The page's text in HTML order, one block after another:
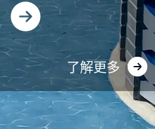
了解更多